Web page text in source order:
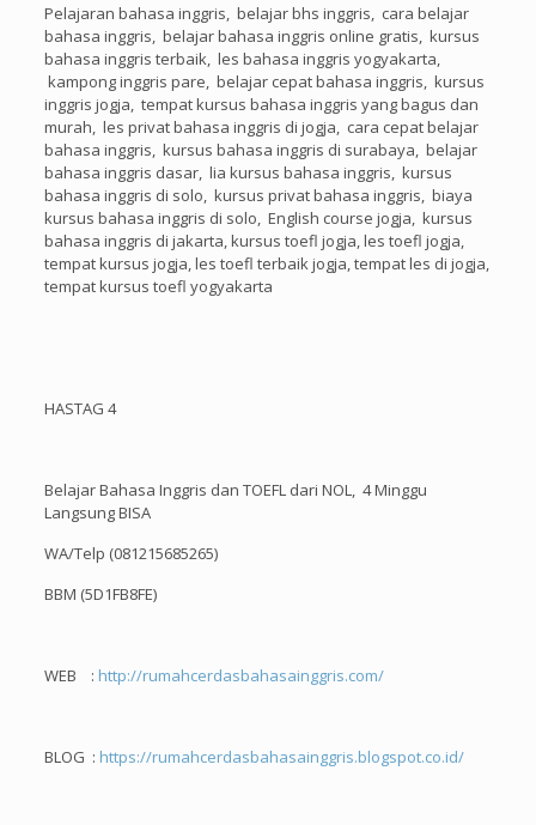
Pelajaran bahasa inggris, belajar bhs inggris, cara belajar
bahasa inggris, belajar bahasa inggris online gratis, kursus
bahasa inggris terbaik, les bahasa inggris yogyakarta,
kampong inggris pare, belajar cepat bahasa inggris, kursus
inggris jogja, tempat kursus bahasa inggris yang bagus dan
murah, les privat bahasa inggris di jogja, cara cepat belajar
bahasa inggris, kursus bahasa inggris di surabaya, belajar
bahasa inggris dasar, lia kursus bahasa inggris, kursus
bahasa inggris di solo, kursus privat bahasa inggris, biaya
kursus bahasa inggris di solo, English course jogja, kursus
bahasa inggris di jakarta, kursus toefl jogja, les toefl jogja,
tempat kursus jogja, les toefl terbaik jogja, tempat les di jogja,
tempat kursus toefl yogyakarta
HASTAG 4
Belajar Bahasa Inggris dan TOEFL dari NOL, 4 Minggu
Langsung BISA
WA/Telp (081215685265)
BBM (5D1FB8FE)
WEB : http://rumahcerdasbahasainggris.com/
BLOG : https://rumahcerdasbahasainggris.blogspot.co.id/